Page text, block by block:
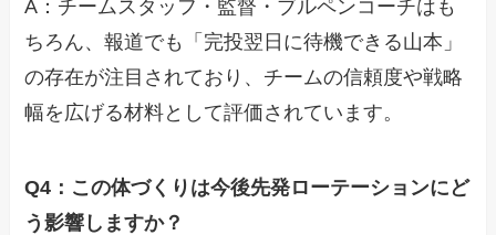
A：チームスタッフ・監督・ブルペンコーチはも
ちろん、報道でも「完投翌日に待機できる山本」
の存在が注目されており、チームの信頼度や戦略
幅を広げる材料として評価されています。
Q4：この体づくりは今後先発ローテーションにど
う影響しますか？